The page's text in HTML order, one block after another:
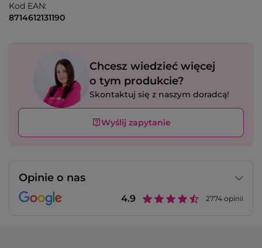
Kod EAN:
8714612131190
Chcesz wiedzieć więcej
o tym produkcie?
Skontaktuj się z naszym doradcą!
Wyślij zapytanie
Opinie o nas
4.9 2774 opinii